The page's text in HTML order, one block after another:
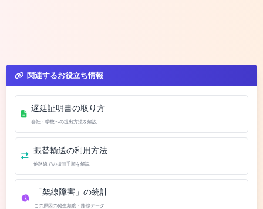
関連するお役立ち情報
遅延証明書の取り方
会社・学校への提出方法を解説
振替輸送の利用方法
他路線での振替手順を解説
「架線障害」の統計
この原因の発生頻度・路線データ